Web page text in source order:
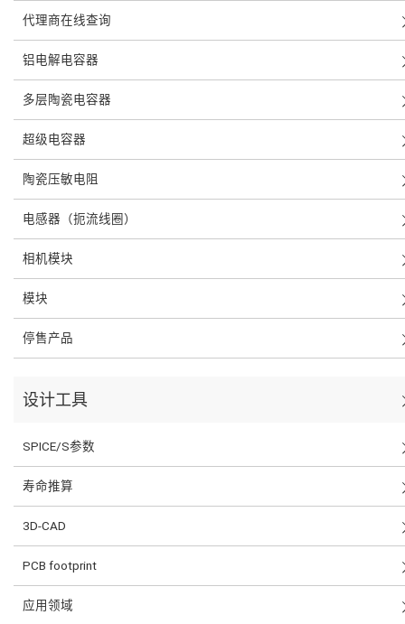
代理商在线查询
铝电解电容器
多层陶瓷电容器
超级电容器
陶瓷压敏电阻
电感器（扼流线圈）
相机模块
模块
停售产品
设计工具
SPICE/S参数
寿命推算
3D-CAD
PCB footprint
应用领域